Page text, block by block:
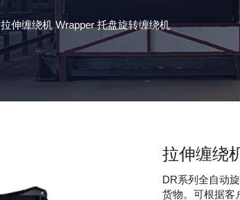
拉伸缠绕机 Wrapper 托盘旋转缠绕机
拉伸缠绕
DR系列全自动
货物。可根据客